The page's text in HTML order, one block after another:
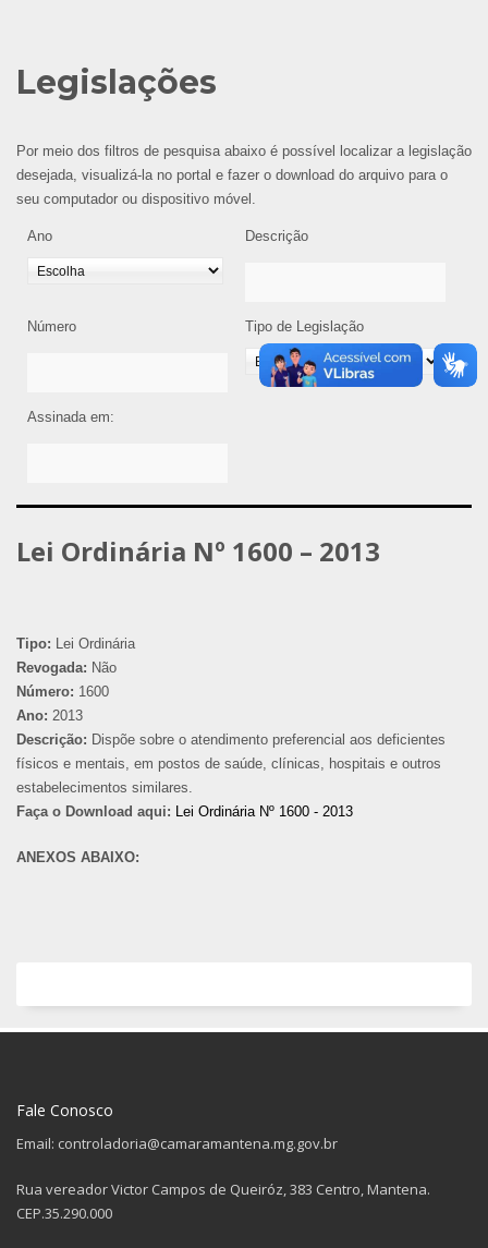
Legislações
Por meio dos filtros de pesquisa abaixo é possível localizar a legislação
desejada, visualizá-la no portal e fazer o download do arquivo para o
seu computador ou dispositivo móvel.
Ano Descrição
Número Tipo de Legislação
Assinada em:
Lei Ordinária Nº 1600 – 2013
Tipo: Lei Ordinária
Revogada: Não
Número: 1600
Ano: 2013
Descrição: Dispõe sobre o atendimento preferencial aos deficientes
físicos e mentais, em postos de saúde, clínicas, hospitais e outros
estabelecimentos similares.
Faça o Download aqui: Lei Ordinária Nº 1600 - 2013
ANEXOS ABAIXO:
Fale Conosco
Email: controladoria@camaramantena.mg.gov.br
Rua vereador Victor Campos de Queiróz, 383 Centro, Mantena.
CEP.35.290.000